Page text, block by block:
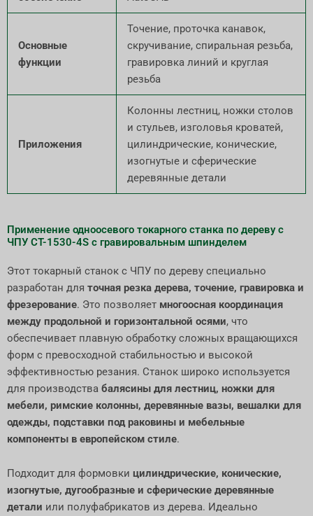
Основные
функции
Точение, проточка канавок,
скручивание, спиральная резьба,
гравировка линий и круглая
резьба
Приложения
Колонны лестниц, ножки столов
и стульев, изголовья кроватей,
цилиндрические, конические,
изогнутые и сферические
деревянные детали
Применение одноосевого токарного станка по дереву с
ЧПУ CT-1530-4S с гравировальным шпинделем
Этот токарный станок с ЧПУ по дереву специально
разработан для точная резка дерева, точение, гравировка и
фрезерование. Это позволяет многоосная координация
между продольной и горизонтальной осями, что
обеспечивает плавную обработку сложных вращающихся
форм с превосходной стабильностью и высокой
эффективностью резания. Станок широко используется
для производства балясины для лестниц, ножки для
мебели, римские колонны, деревянные вазы, вешалки для
одежды, подставки под раковины и мебельные
компоненты в европейском стиле.
Подходит для формовки цилиндрические, конические,
изогнутые, дугообразные и сферические деревянные
детали или полуфабрикатов из дерева. Идеально